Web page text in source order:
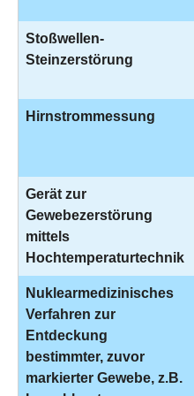
Stoßwellen-
Steinzerstörung
Hirnstrommessung
Gerät zur
Gewebezerstörung
mittels
Hochtemperaturtechnik
Nuklearmedizinisches
Verfahren zur
Entdeckung
bestimmter, zuvor
markierter Gewebe, z.B.